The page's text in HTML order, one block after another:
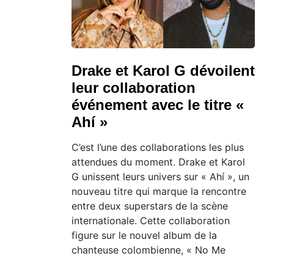
Drake et Karol G dévoilent
leur collaboration
événement avec le titre «
Ahí »
C’est l’une des collaborations les plus
attendues du moment. Drake et Karol
G unissent leurs univers sur « Ahí », un
nouveau titre qui marque la rencontre
entre deux superstars de la scène
internationale. Cette collaboration
figure sur le nouvel album de la
chanteuse colombienne, « No Me